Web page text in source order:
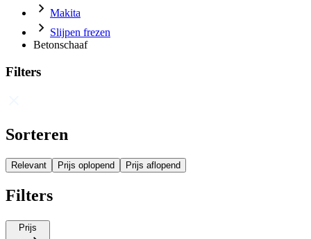
Makita
Slijpen frezen
Betonschaaf
Filters
Sorteren
Relevant Prijs oplopend Prijs aflopend
Filters
Prijs